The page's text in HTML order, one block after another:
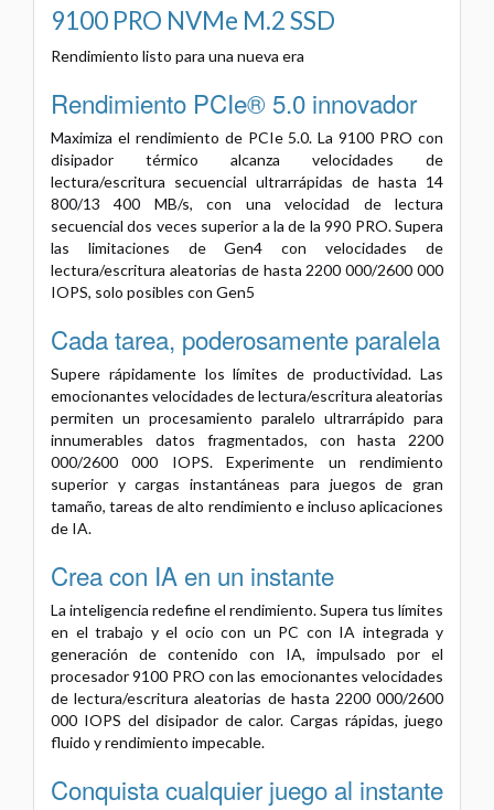
9100 PRO NVMe M.2 SSD
Rendimiento listo para una nueva era
Rendimiento PCIe® 5.0 innovador
Maximiza el rendimiento de PCIe 5.0. La 9100 PRO con
disipador térmico alcanza velocidades de
lectura/escritura secuencial ultrarrápidas de hasta 14
800/13 400 MB/s, con una velocidad de lectura
secuencial dos veces superior a la de la 990 PRO. Supera
las limitaciones de Gen4 con velocidades de
lectura/escritura aleatorias de hasta 2200 000/2600 000
IOPS, solo posibles con Gen5
Cada tarea, poderosamente paralela
Supere rápidamente los límites de productividad. Las
emocionantes velocidades de lectura/escritura aleatorias
permiten un procesamiento paralelo ultrarrápido para
innumerables datos fragmentados, con hasta 2200
000/2600 000 IOPS. Experimente un rendimiento
superior y cargas instantáneas para juegos de gran
tamaño, tareas de alto rendimiento e incluso aplicaciones
de IA.
Crea con IA en un instante
La inteligencia redefine el rendimiento. Supera tus límites
en el trabajo y el ocio con un PC con IA integrada y
generación de contenido con IA, impulsado por el
procesador 9100 PRO con las emocionantes velocidades
de lectura/escritura aleatorias de hasta 2200 000/2600
000 IOPS del disipador de calor. Cargas rápidas, juego
fluido y rendimiento impecable.
Conquista cualquier juego al instante